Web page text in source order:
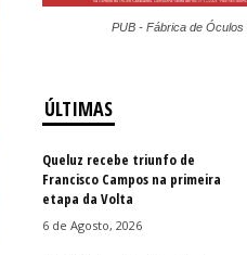
PUB - Fábrica de
ÚLTIMAS
Queluz recebe triunfo de
Francisco Campos na primeira
etapa da Volta
6 de Agosto, 2026